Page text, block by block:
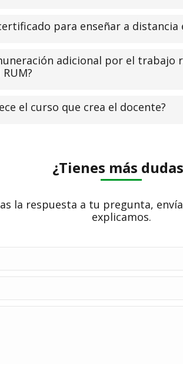
para enseñar a distancia
adicional por el trabajo
el curso que crea el docente?
¿Tienes más
la respuesta a tu pregunta,
explicamos.